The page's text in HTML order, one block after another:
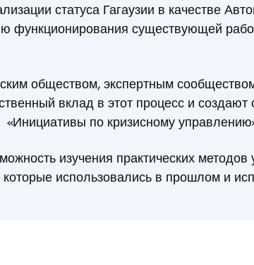
статуса Гагаузии в качестве
функционирования существующей
обществом, экспертным
вклад в этот процесс и
по кризисному
изучения практических
использовались в прошлом и